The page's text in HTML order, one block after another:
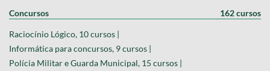
Concursos 162 cursos
Raciocínio Lógico, 10 cursos |
Informática para concursos, 9 cursos |
Polícia Militar e Guarda Municipal, 15 cursos |